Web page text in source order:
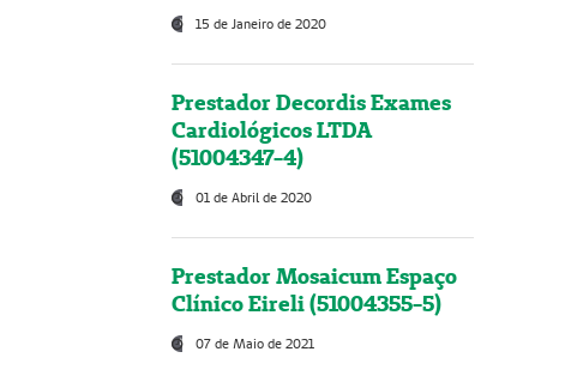
15 de Janeiro de 2020
Prestador Decordis Exames
Cardiológicos LTDA
(51004347-4)
01 de Abril de 2020
Prestador Mosaicum Espaço
Clínico Eireli (51004355-5)
07 de Maio de 2021